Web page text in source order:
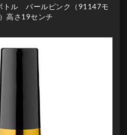
トル パールピンク（91147モ
高さ19センチ